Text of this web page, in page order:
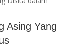
Asing Yang